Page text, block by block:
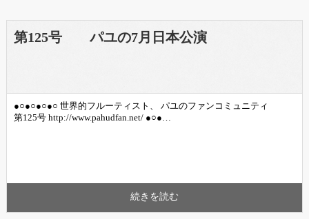
第125号 パユの7月日本公演
●○●○●○●○ 世界的フルーティスト、 パユのファンコミュニティ
第125号 http://www.pahudfan.net/ ●○●…
続きを読む